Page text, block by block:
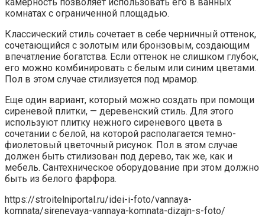
комнатах с ограниченной площадью.
Классический стиль сочетает в себе черничный оттенок,
сочетающийся с золотым или бронзовым, создающим
впечатление богатства. Если оттенок не слишком глубок,
его можно комбинировать с белым или синим цветами.
Пол в этом случае стилизуется под мрамор.
Еще один вариант, который можно создать при помощи
сиреневой плитки, — деревенский стиль. Для этого
используют плитку нежного сиреневого цвета в
сочетании с белой, на которой располагается темно-
фиолетовый цветочный рисунок. Пол в этом случае
должен быть стилизован под дерево, так же, как и
мебель. Сантехническое оборудование при этом должно
быть из белого фарфора.
https://stroitelniportal.ru/idei-i-foto/vannaya-
komnata/sirenevaya-vannaya-komnata-dizajn-s-foto/